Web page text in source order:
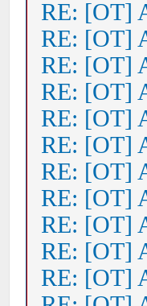
RE: [OT]
RE: [OT]
RE: [OT]
RE: [OT]
RE: [OT]
RE: [OT]
RE: [OT]
RE: [OT]
RE: [OT]
RE: [OT]
RE: [OT]